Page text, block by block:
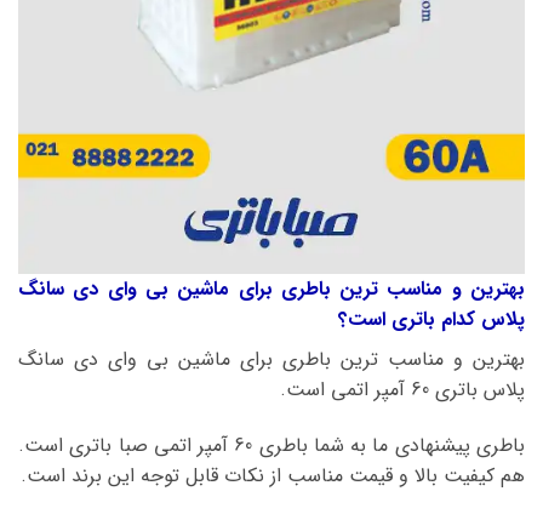
بهترین و مناسب ترین باطری برای ماشین بی وای دی سانگ
پلاس کدام باتری است؟
بهترین و مناسب ترین باطری برای ماشین بی وای دی سانگ
پلاس باتری 60 آمپر اتمی است.
باطری پیشنهادی ما به شما باطری 60 آمپر اتمی صبا باتری است.
هم کیفیت بالا و قیمت مناسب از نکات قابل توجه این برند است.